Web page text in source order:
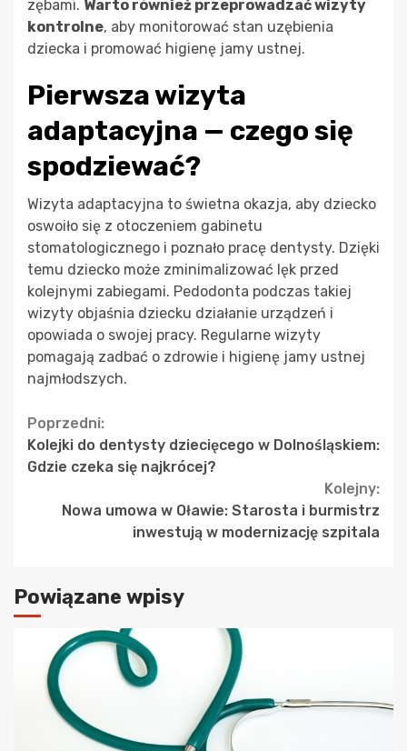
zębami. Warto również przeprowadzać wizyty
kontrolne, aby monitorować stan uzębienia
dziecka i promować higienę jamy ustnej.
Pierwsza wizyta
adaptacyjna — czego się
spodziewać?
Wizyta adaptacyjna to świetna okazja, aby dziecko
oswoiło się z otoczeniem gabinetu
stomatologicznego i poznało pracę dentysty. Dzięki
temu dziecko może zminimalizować lęk przed
kolejnymi zabiegami. Pedodonta podczas takiej
wizyty objaśnia dziecku działanie urządzeń i
opowiada o swojej pracy. Regularne wizyty
pomagają zadbać o zdrowie i higienę jamy ustnej
najmłodszych.
Continue
Reading
Poprzedni:
Kolejki do dentysty dziecięcego w Dolnośląskiem:
Gdzie czeka się najkrócej?
Kolejny:
Nowa umowa w Oławie: Starosta i burmistrz
inwestują w modernizację szpitala
Powiązane wpisy